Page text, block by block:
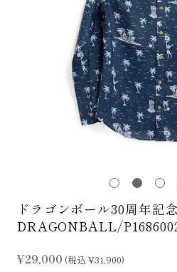
ドラゴンボール30周年記
DRAGONBALL/
¥29,000 (税込 ¥31,900)